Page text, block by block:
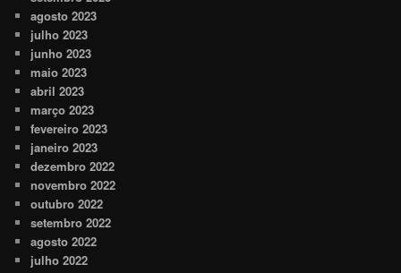
agosto 2023
julho 2023
junho 2023
maio 2023
abril 2023
março 2023
fevereiro 2023
janeiro 2023
dezembro 2022
novembro 2022
outubro 2022
setembro 2022
agosto 2022
julho 2022